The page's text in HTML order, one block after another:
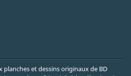
planches et dessins originaux de BD